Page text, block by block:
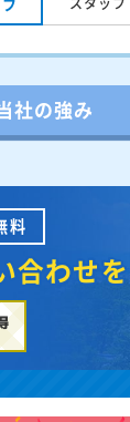
社の強み
料
合わせ